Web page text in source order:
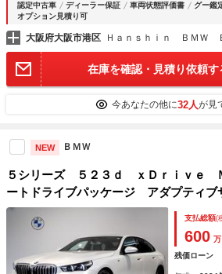
認定中古車 ディーラー保証 車両状態評価書 グー鑑
オプション見積り可
大阪府大阪市港区
在庫を確認・見積り依頼す
今あなたの他に32人が見
NEW ＢＭＷ
５シリーズ ５２３ｄ ｘＤｒｉｖｅ
ートドライブパッケージ アダプティ
輪統合制御ステアリング・システム ４
ウンドビューモニター ヘッドアップ
ーター 電動トランク
支払総額(
600 万
残価ローン